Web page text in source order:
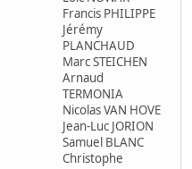
Francis PHILIPPE
Jérémy
PLANCHAUD
Marc STEICHEN
Arnaud
TERMONIA
Nicolas VAN HOVE
Jean-Luc JORION
Samuel BLANC
Christophe